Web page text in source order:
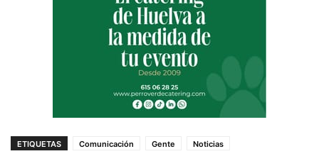
ETIQUETAS Comunicación Gente Noticias